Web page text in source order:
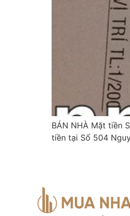
BÁN NHÀ Mặt tiền
tiền tại Số 504